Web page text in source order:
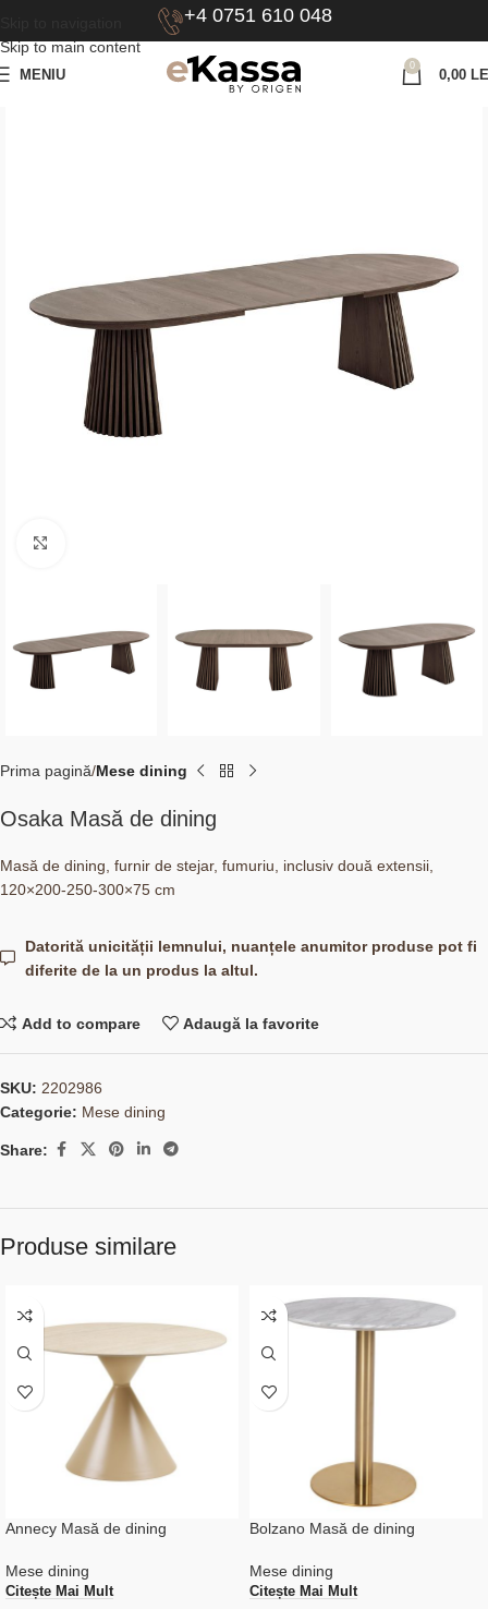
Skip to main content
+4 0751 610 048
MENIU
0
0,00
Prima pagină Mese dining
Osaka Masă de dining
Masă de dining, furnir de stejar, fumuriu, inclusiv două extensii,
120×200-250-300×75 cm
Datorită unicității lemnului, nuanțele anumitor produse pot fi
diferite de la un produs la altul.
Add to compare Adaugă la favorite
SKU: 2202986
Categorie: Mese dining
Share:
Produse similare
Annecy Masă de dining
Mese dining
Citește Mai Mult
Bolzano Masă de dining
Mese dining
Citește Mai Mult